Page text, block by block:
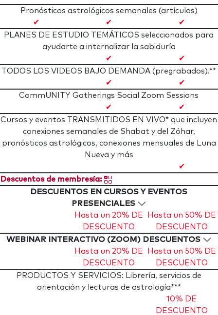
Pronósticos astrológicos semanales (artículos)
✔
✔
✔
PLANES DE ESTUDIO TEMÁTICOS seleccionados para
ayudarte a internalizar la sabiduría
✔
✔
TODOS LOS VIDEOS BAJO DEMANDA (pregrabados).**
✔
✔
CommUNITY Gatherings Social Zoom Sessions
✔
✔
Cursos y eventos TRANSMITIDOS EN VIVO* que incluyen
conexiones semanales de Shabat y del Zóhar,
pronósticos astrológicos, conexiones mensuales de Luna
Nueva y más
✔
Descuentos de membresía:
DESCUENTOS EN CURSOS Y EVENTOS
PRESENCIALES
Hasta un 20% DE
DESCUENTO
Hasta un 50% DE
DESCUENTO
WEBINAR INTERACTIVO (ZOOM) DESCUENTOS
Hasta un 20% DE
DESCUENTO
Hasta un 50% DE
DESCUENTO
PRODUCTOS Y SERVICIOS: Librería, servicios de
orientación y lecturas de astrología***
10% DE
DESCUENTO